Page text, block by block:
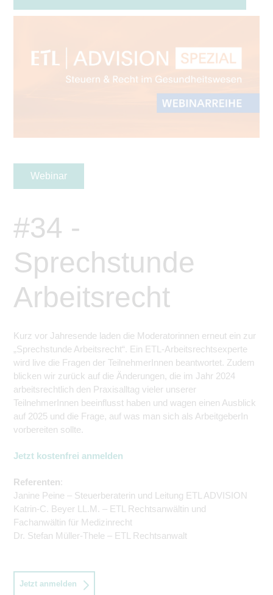
Webinar
#34 -
Sprechstunde
Arbeitsrecht
Kurz vor Jahresende laden die Moderatorinnen erneut ein zur
„Sprechstunde Arbeitsrecht“. Ein ETL-Arbeitsrechtsexperte
wird live die Fragen der TeilnehmerInnen beantwortet. Zudem
blicken wir zurück auf die Änderungen, die im Jahr 2024
arbeitsrechtlich den Praxisalltag vieler unserer
TeilnehmerInnen beeinflusst haben und wagen einen Ausblick
auf 2025 und die Frage, auf was man sich als ArbeitgeberIn
vorbereiten sollte.
Jetzt kostenfrei anmelden
Referenten:
Janine Peine – Steuerberaterin und Leitung ETL ADVISION
Katrin-C. Beyer LL.M. – ETL Rechtsanwältin und
Fachanwältin für Medizinrecht
Dr. Stefan Müller-Thele – ETL Rechtsanwalt
Jetzt anmelden